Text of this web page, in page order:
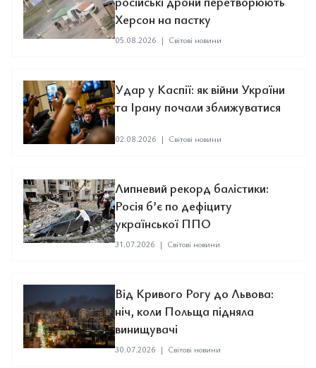
Херсон на пастку
05.08.2026 | Світові новини
Удар у Каспії: як війни України
та Ірану почали зближуватися
02.08.2026 | Світові новини
Липневий рекорд балістики:
Росія б’є по дефіциту
української ППО
31.07.2026 | Світові новини
Від Кривого Рогу до Львова:
ніч, коли Польща підняла
винищувачі
30.07.2026 | Світові новини